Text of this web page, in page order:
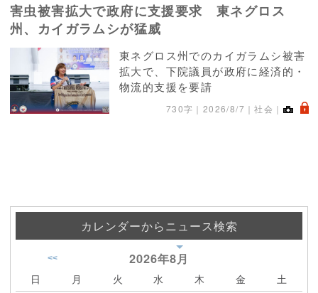
害虫被害拡大で政府に支援要求 東ネグロス
州、カイガラムシが猛威
東ネグロス州でのカイガラムシ被害
拡大で、下院議員が政府に経済的・
物流的支援を要請
730字｜ 2026/8/7 ｜社会｜ .
カレンダーからニュース検索
2026年8月
<<
日 月 火 水 木 金 土